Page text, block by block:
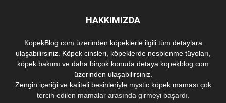
HAKKIMIZDA
KopekBlog.com üzerinden köpeklerle ilgili tüm detaylara
ulaşabilirsiniz. Köpek cinsleri, köpeklerde nesblenme tüyoları,
köpek bakımı ve daha birçok konuda detaya kopekblog.com
üzerinden ulaşabilirsiniz.
Zengin içeriği ve kaliteli besinleriyle mystic köpek maması çok
tercih edilen mamalar arasında girmeyi başardı.